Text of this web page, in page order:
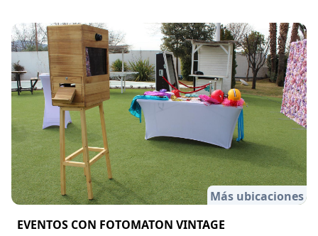
Más ubicaciones
EVENTOS CON FOTOMATON VINTAGE